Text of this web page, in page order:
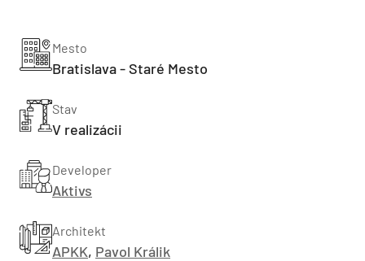
Mesto
Bratislava - Staré Mesto
Stav
V realizácii
Developer
Aktivs
Architekt
APKK, Pavol Králik